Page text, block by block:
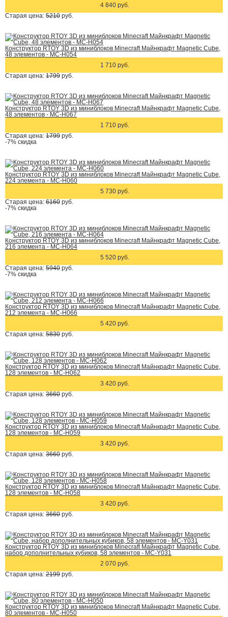
4 840 руб.
Старая цена: 5210 руб.
Конструктор RTOY 3D из миниблоков Minecraft Майнкрафт Magnetic Cube,
48 элементов - MC-H054
1 710 руб.
Старая цена: 1799 руб.
Конструктор RTOY 3D из миниблоков Minecraft Майнкрафт Magnetic Cube,
48 элементов - MC-H067
1 710 руб.
Старая цена: 1799 руб.
-7% скидка
Конструктор RTOY 3D из миниблоков Minecraft Майнкрафт Magnetic Cube,
224 элемента - MC-H060
5 730 руб.
Старая цена: 6160 руб.
-7% скидка
Конструктор RTOY 3D из миниблоков Minecraft Майнкрафт Magnetic Cube,
216 элемента - MC-H064
5 520 руб.
Старая цена: 5940 руб.
-7% скидка
Конструктор RTOY 3D из миниблоков Minecraft Майнкрафт Magnetic Cube,
212 элемента - MC-H066
5 420 руб.
Старая цена: 5830 руб.
Конструктор RTOY 3D из миниблоков Minecraft Майнкрафт Magnetic Cube,
128 элементов - MC-H062
3 420 руб.
Старая цена: 3660 руб.
Конструктор RTOY 3D из миниблоков Minecraft Майнкрафт Magnetic Cube,
128 элементов - MC-H059
3 420 руб.
Старая цена: 3660 руб.
Конструктор RTOY 3D из миниблоков Minecraft Майнкрафт Magnetic Cube,
128 элементов - MC-H058
3 420 руб.
Старая цена: 3660 руб.
Конструктор RTOY 3D из миниблоков Minecraft Майнкрафт Magnetic Cube,
набор дополнительных кубиков, 58 элементов - MC-Y031
2 070 руб.
Старая цена: 2199 руб.
Конструктор RTOY 3D из миниблоков Minecraft Майнкрафт Magnetic Cube,
80 элементов - MC-H050